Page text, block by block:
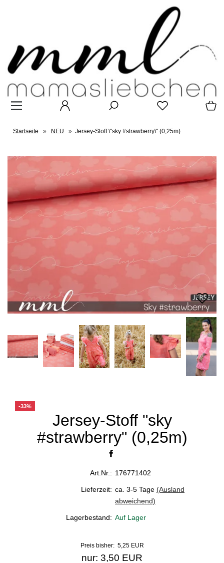
Startseite » NEU » Jersey-Stoff \"sky #strawberry\" (0,25m)
Jersey-Stoff "sky
#strawberry" (0,25m)
-33%
Art.Nr.: 176771402
Lieferzeit: ca. 3-5 Tage (Ausland
abweichend)
Lagerbestand: Auf Lager
Preis bisher: 5,25 EUR
nur: 3,50 EUR